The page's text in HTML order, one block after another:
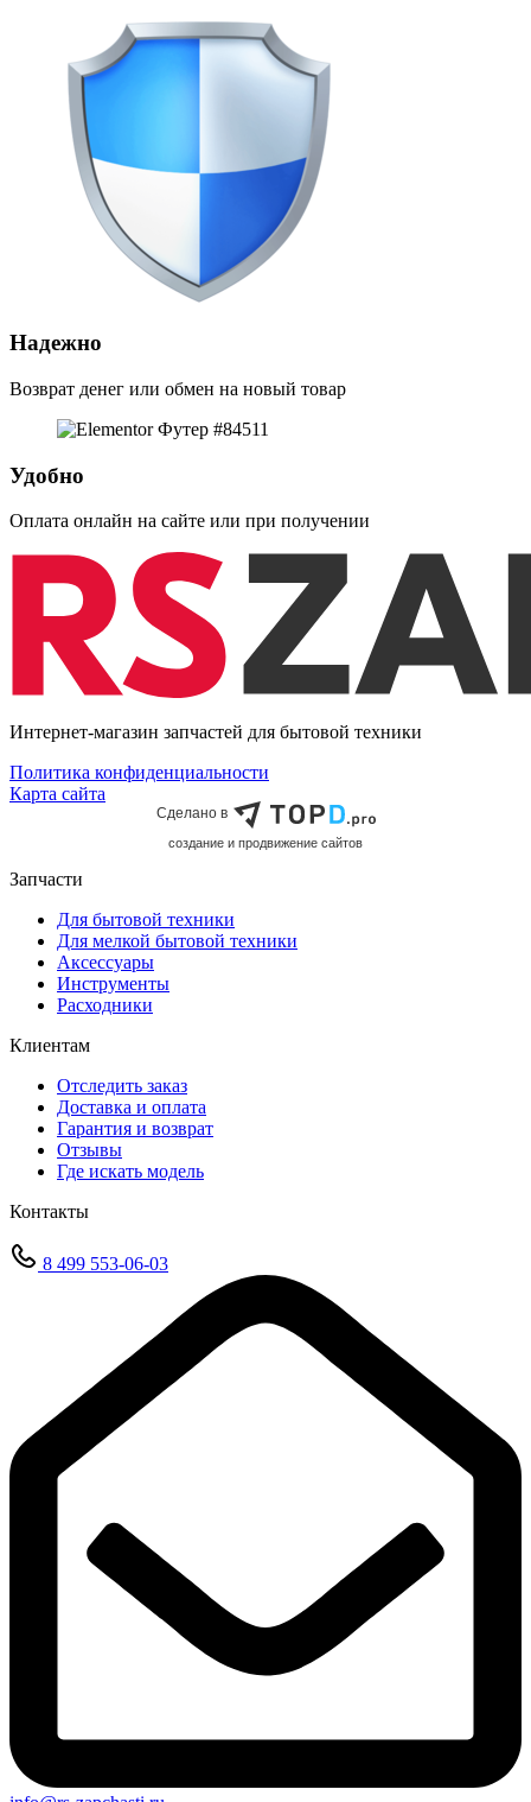
Надежно
Возврат денег или обмен на новый товар
Удобно
Оплата онлайн на сайте или при получении
Интернет-магазин запчастей для бытовой техники
Политика конфиденциальности
Карта сайта
Сделано в
cоздание и продвижение сайтов
Запчасти
Для бытовой техники
Для мелкой бытовой техники
Аксессуары
Инструменты
Расходники
Клиентам
Отследить заказ
Доставка и оплата
Гарантия и возврат
Отзывы
Где искать модель
Контакты
8 499 553-06-03